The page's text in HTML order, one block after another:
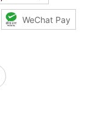
WeChat Pay